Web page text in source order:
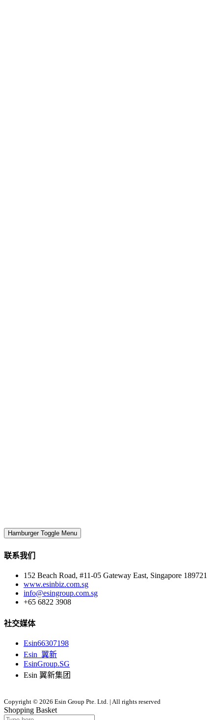
Hamburger Toggle Menu
联系我们
152 Beach Road, #11-05 Gateway East, Singapore 189721
www.esinbiz.com.sg
info@esingroup.com.sg
+65 6822 3908
社交媒体
Esin66307198
Esin_翼新
EsinGroup.SG
Esin 翼新集团
Copyright © 2026 Esin Group Pte. Ltd. | All rights reserved
Shopping Basket